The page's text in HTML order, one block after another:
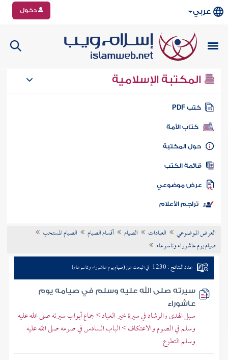
عربي دخول
المكتبة الإسلامية
كتب PDF
كتاب الأمة
المكتبة
الكتب
موضوعي
تراجم الأعلام
العرض الموضوعي العبادات الصيام أقسام الصيام
الصيام المستحب
صيام يوم عاشوراء وتاسوعاء
عدد النتائج : 1230 في البحث عن (صيام يوم عاشوراء وتاسوعاء)
سيرته صلى الله عليه وسلم في صيامه يوم
عاشوراء
سبل الهدى والرشاد في سيرة خير العباد > جماع أبواب سيرته صلى الله عليه
وسلم في الصوم والاعتكاف > الباب السادس في صومه صلى الله عليه
وسلم التطوع